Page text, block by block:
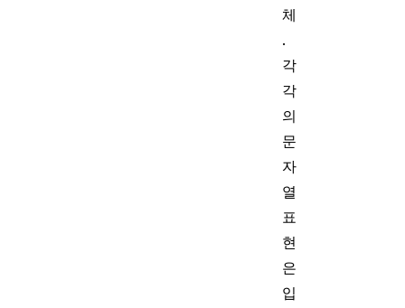
체
.
각
각
의
문
자
열
표
현
은
입